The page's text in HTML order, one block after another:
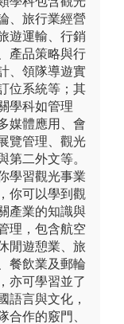
、旅行業經營
遊運輸、行銷
產品策略與行
、領隊導遊實
位系統等；其
學科如管理
媒體應用、會
覽管理、觀光
第二外文等。
學習觀光事業
你可以學到觀
產業的知識與
理，包含航空
閒遊憩業、旅
餐飲業及郵輪
亦可學習並了
語言與文化，
合作的竅門、